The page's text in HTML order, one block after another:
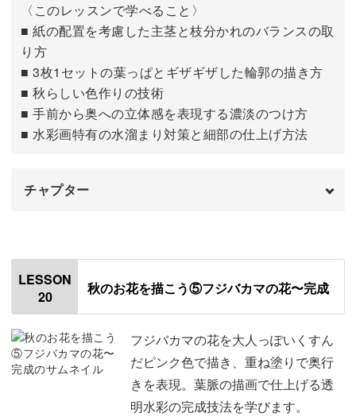
〈このレッスンで学べること〉
■ 紙の配置を考慮した主茎と枝分かれのバランスの取
り方
■ 3枚1セットの葉っぱとギザギザした輪郭の描き方
■ 秋らしい色作りの技術
■ 手前から奥への立体感を表現する濃淡のつけ方
■ 水彩画特有の水溜まり対策と細部の仕上げ方法
チャプター
フジバカマの下描きを描く
茎と葉っぱを描く
LESSON
20
秋のお花を描こう⑤フジバカマの花〜完成
フジバカマの花を大人っぽいくすん
だピンク色で描き、重ね塗りで奥行
きを表現。葉脈の描画で仕上げる透
明水彩の完成技法を学びます。